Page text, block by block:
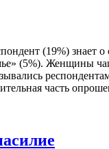
(19%) знает
(5%). Женщины
часть